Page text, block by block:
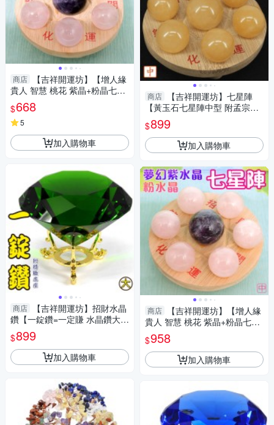
商店
【吉祥開運坊】【增人緣
貴人 智慧 桃花 紫晶+粉晶七星
陣 小型 附孟宗竹底盤】淨化 擇
日
$668
5
加入購物車
商店
【吉祥開運坊】招財水晶
鑽【一錠鑽=一定賺 水晶鑽大型
約10cm含底座 多色可供選擇】
淨化 擇日
$899
加入購物車
商店
【吉祥開運坊】七星陣
【黃玉石七星陣中型 附孟宗竹
底盤 開運 招財 招偏財】淨化
$899
加入購物車
商店
【吉祥開運坊】【增人緣
貴人 智慧 桃花 紫晶+粉晶七星
陣 中型 附孟宗竹底盤】淨化 擇
日
$958
加入購物車